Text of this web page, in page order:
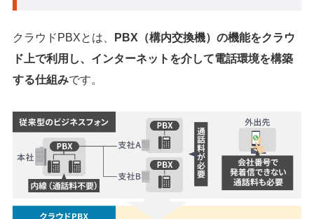
クラウドPBXとは、
PBX（構内交換機）の機能をクラウ
ド上で利用し、インターネットを介して電話環境を構築
する仕組みです。